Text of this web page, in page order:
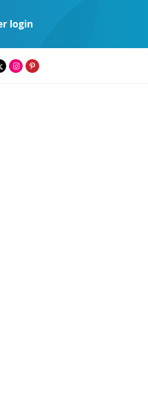
login